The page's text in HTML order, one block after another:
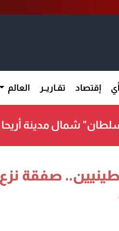
إقتصاد تقـاريــر العالم
شمال مدينة أريحا
صفقة نزع